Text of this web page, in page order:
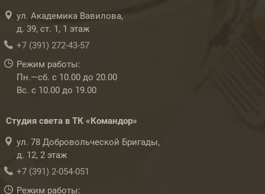
ул. Академика Вавилова,
д. 39, ст. 1, 1 этаж
+7 (391) 272-43-57
Режим работы:
Пн.—сб. с 10.00 до 20.00
Вс. с 10.00 до 19.00
Студия света в ТК «Командор»
ул. 78 Добровольческой Бригады,
д. 12, 2 этаж
+7 (391) 2-054-051
Режим работы: